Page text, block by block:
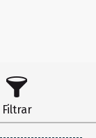
Filtrar